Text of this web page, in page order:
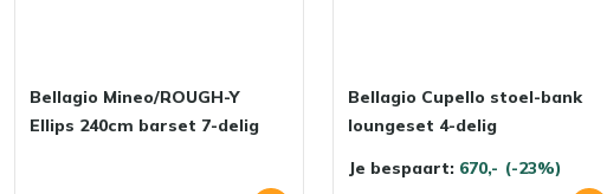
Bellagio Mineo/ROUGH-Y
Ellips 240cm barset 7-delig
Bellagio Cupello stoel-bank
loungeset 4-delig
Je bespaart: 670,- (-23%)